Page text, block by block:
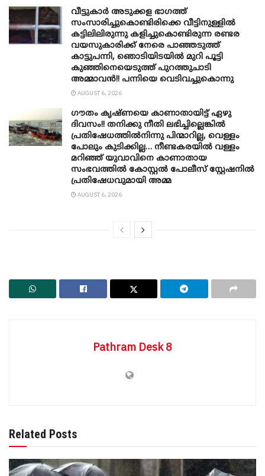
വീട്ടുകാർ അ‌ടുക്കള ഭാ​ഗത്ത്
സംസാരിച്ചുകൊണ്ടിരിക്കെ വീട്ടിനുള്ളിൽ
കട്ടിലിലിരുന്നു കളിച്ചുകൊണ്ടിരുന്ന രണ്ടര
വയസുകാരിക്ക് നേരെ പാഞ്ഞടുത്ത്
കാട്ടുപന്നി, ‍ഞൊടിയി‌ടയിൽ മുറി പൂട്ടി
കുഞ്ഞിനെയെടുത്ത് പുറത്തുചാടി
അമ്മാവൻ!! പന്നിയെ വെടിവച്ചുകൊന്നു
AUGUST 6, 2026
ഗൗതം കൃഷ്ണയെ കാണാതായിട്ട് ഏഴു
ദിവസം!! തനിക്കു നീതി ലഭിച്ചില്ലെങ്കിൽ
പ്രതിഷേധത്തിൽനിന്നു പിന്മാറില്ല, വെള്ളം
പോലും കുടിക്കില്ല… നീണ്ടകരയിൽ വള്ളം
മറിഞ്ഞ് യുവാവിനെ കാണാതായ
സംഭവത്തിൽ കോസ്റ്റൽ പോലീസ് സ്റ്റേഷനിൽ
പ്രതിഷേധവുമായി അമ്മ
AUGUST 6, 2026
Pathram Desk 8
Related Posts